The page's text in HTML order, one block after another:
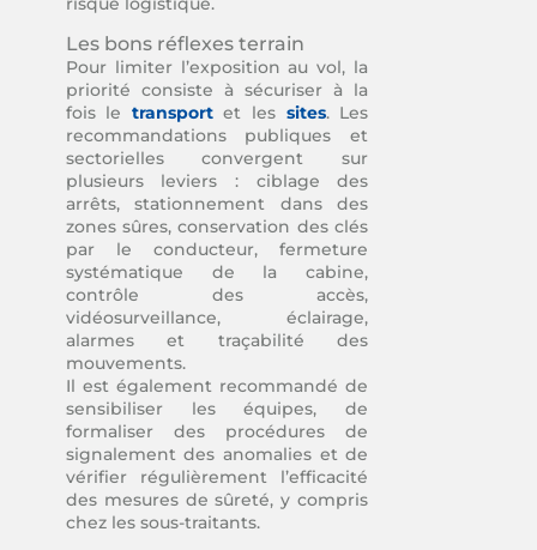
Les bons réflexes terrain
Pour limiter l’exposition au vol, la
priorité consiste à sécuriser à la
fois le transportet les sites. Les
recommandations publiques et
sectorielles convergent sur
plusieurs leviers : ciblage des
arrêts, stationnement dans des
zones sûres, conservation des clés
par le conducteur, fermeture
systématique de la cabine,
contrôle des accès,
vidéosurveillance, éclairage,
alarmes et traçabilité des
mouvements.
Il est également recommandé de
sensibiliser les équipes, de
formaliser des procédures de
signalement des anomalies et de
vérifier régulièrement l’efficacité
des mesures de sûreté, y compris
chez les sous-traitants.